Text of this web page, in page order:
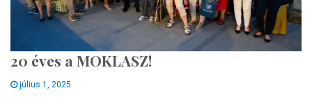
20 éves a MOKLASZ!
július 1, 2025